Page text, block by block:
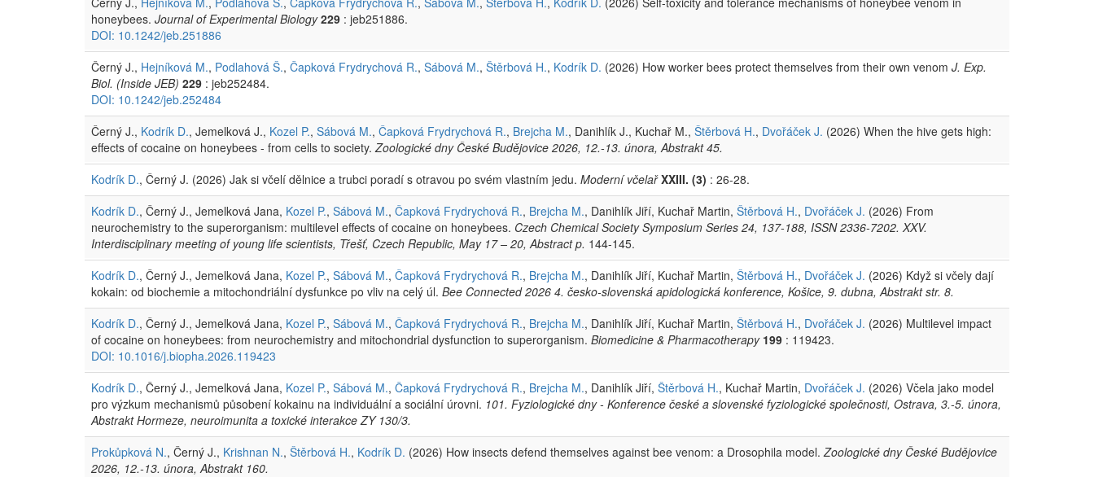
honeybees. Journal of Experimental Biology 229 : jeb251886.
DOI: 10.1242/jeb.251886
Černý J., Hejníková M., Podlahová Š., Čapková Frydrychová R., Sábová M., Štěrbová H., Kodrík D. (2026) How worker bees protect themselves from their own venom J. Exp.
Biol. (Inside JEB) 229 : jeb252484.
DOI: 10.1242/jeb.252484
Černý J., Kodrík D., Jemelková J., Kozel P., Sábová M., Čapková Frydrychová R., Brejcha M., Danihlík J., Kuchař M., Štěrbová H., Dvořáček J. (2026) When the hive gets high:
effects of cocaine on honeybees - from cells to society. Zoologické dny České Budějovice 2026, 12.-13. února, Abstrakt 45.
Kodrík D., Černý J. (2026) Jak si včelí dělnice a trubci poradí s otravou po svém vlastním jedu. Moderní včelař XXIII. (3) : 26-28.
Kodrík D., Černý J., Jemelková Jana, Kozel P., Sábová M., Čapková Frydrychová R., Brejcha M., Danihlík Jiří, Kuchař Martin, Štěrbová H., Dvořáček J. (2026) From
neurochemistry to the superorganism: multilevel effects of cocaine on honeybees. Czech Chemical Society Symposium Series 24, 137-188, ISSN 2336-7202. XXV.
Interdisciplinary meeting of young life scientists, Třešť, Czech Republic, May 17 – 20, Abstract p. 144-145.
Kodrík D., Černý J., Jemelková Jana, Kozel P., Sábová M., Čapková Frydrychová R., Brejcha M., Danihlík Jiří, Kuchař Martin, Štěrbová H., Dvořáček J. (2026) Když si včely dají
kokain: od biochemie a mitochondriální dysfunkce po vliv na celý úl. Bee Connected 2026 4. česko-slovenská apidologická konference, Košice, 9. dubna, Abstrakt str. 8.
Kodrík D., Černý J., Jemelková Jana, Kozel P., Sábová M., Čapková Frydrychová R., Brejcha M., Danihlík Jiří, Kuchař Martin, Štěrbová H., Dvořáček J. (2026) Multilevel impact
of cocaine on honeybees: from neurochemistry and mitochondrial dysfunction to superorganism. Biomedicine & Pharmacotherapy 199 : 119423.
DOI: 10.1016/j.biopha.2026.119423
Kodrík D., Černý J., Jemelková Jana, Kozel P., Sábová M., Čapková Frydrychová R., Brejcha M., Danihlík Jiří, Štěrbová H., Kuchař Martin, Dvořáček J. (2026) Včela jako model
pro výzkum mechanismů působení kokainu na individuální a sociální úrovni. 101. Fyziologické dny - Konference české a slovenské fyziologické společnosti, Ostrava, 3.-5. února,
Abstrakt Hormeze, neuroimunita a toxické interakce ZY 130/3.
Prokůpková N., Černý J., Krishnan N., Štěrbová H., Kodrík D. (2026) How insects defend themselves against bee venom: a Drosophila model. Zoologické dny České Budějovice
2026, 12.-13. února, Abstrakt 160.